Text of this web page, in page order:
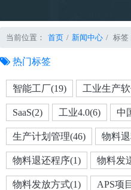
当前位置： 首页 新闻中心 标签
热门标签
智能工厂(19) 工业生产
SaaS(2) 工业4.0(6) 中
生产计划管理(46) 物料
物料退还程序(1) 物料发
物料发放方式(1) APS项